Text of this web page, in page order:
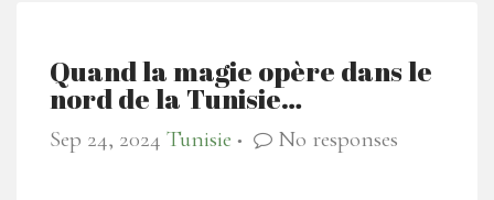
Quand la magie opère dans le
nord de la Tunisie…
Sep 24, 2024 Tunisie ● No responses